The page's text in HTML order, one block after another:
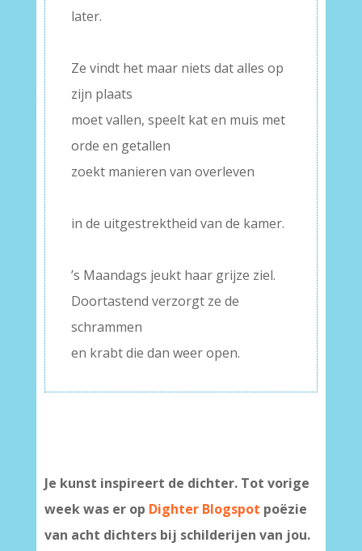
later.
Ze vindt het maar niets dat alles op
zijn plaats
moet vallen, speelt kat en muis met
orde en getallen
zoekt manieren van overleven
in de uitgestrektheid van de kamer.
’s Maandags jeukt haar grijze ziel.
Doortastend verzorgt ze de
schrammen
en krabt die dan weer open.
Je kunst inspireert de dichter. Tot vorige
week was er op Dighter Blogspot poëzie
van acht dichters bij schilderijen van jou.